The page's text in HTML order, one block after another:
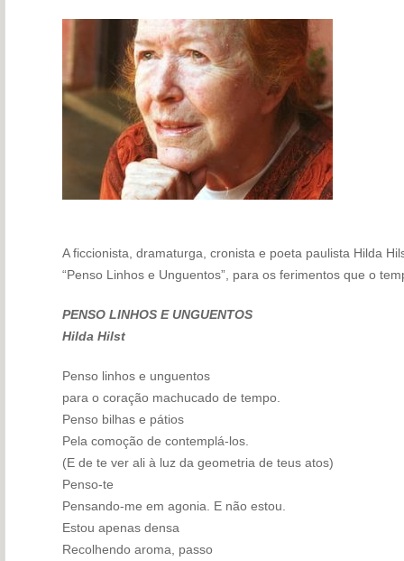
A ficcionista, dramaturga, cronista e poeta paulista Hilda
“Penso Linhos e Unguentos”, para os ferimentos que o
PENSO LINHOS E UNGUENTOS
Hilda Hilst
Penso linhos e unguentos
para o coração machucado de tempo.
Penso bilhas e pátios
Pela comoção de contemplá-los.
(E de te ver ali à luz da geometria de teus atos)
Penso-te
Pensando-me em agonia. E não estou.
Estou apenas densa
Recolhendo aroma, passo